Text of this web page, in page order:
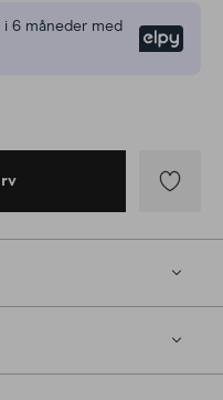
i 6 måneder med
til